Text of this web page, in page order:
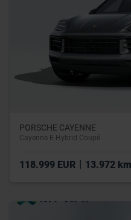
PORSCHE CAYENNE
Cayenne E-Hybrid Coupé
118.999 EUR | 13.972 km